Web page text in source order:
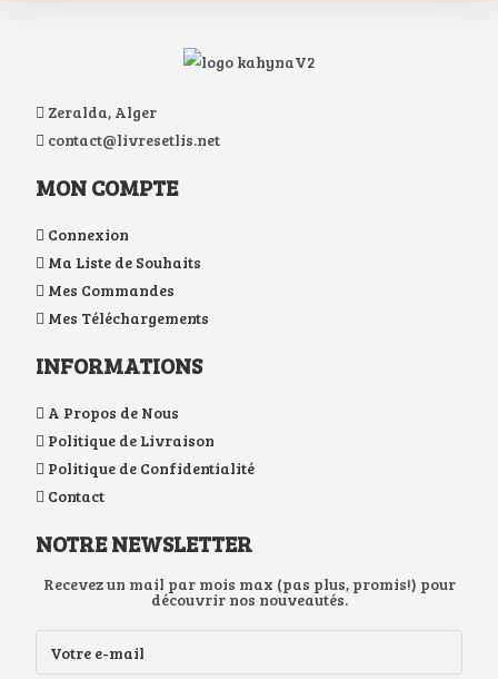
Zeralda, Alger
contact@livresetlis.net
MON COMPTE
Connexion
Ma Liste de Souhaits
Mes Commandes
Mes Téléchargements
INFORMATIONS
A Propos de Nous
Politique de Livraison
Politique de Confidentialité
Contact
NOTRE NEWSLETTER
Recevez un mail par mois max (pas plus, promis!) pour
découvrir nos nouveautés.